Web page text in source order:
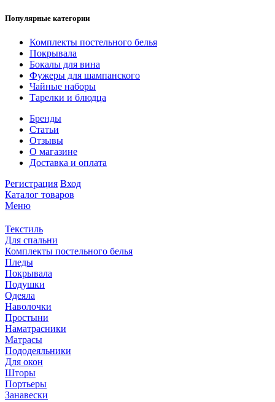
Популярные категории
Комплекты постельного белья
Покрывала
Бокалы для вина
Фужеры для шампанского
Чайные наборы
Тарелки и блюдца
Бренды
Статьи
Отзывы
О магазине
Доставка и оплата
Регистрация Вход
Каталог товаров
Меню
Текстиль
Для спальни
Комплекты постельного белья
Пледы
Покрывала
Подушки
Одеяла
Наволочки
Простыни
Наматрасники
Матрасы
Пододеяльники
Для окон
Шторы
Портьеры
Занавески